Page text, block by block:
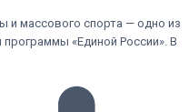
и массового спорта — одно из
«Единой России». В